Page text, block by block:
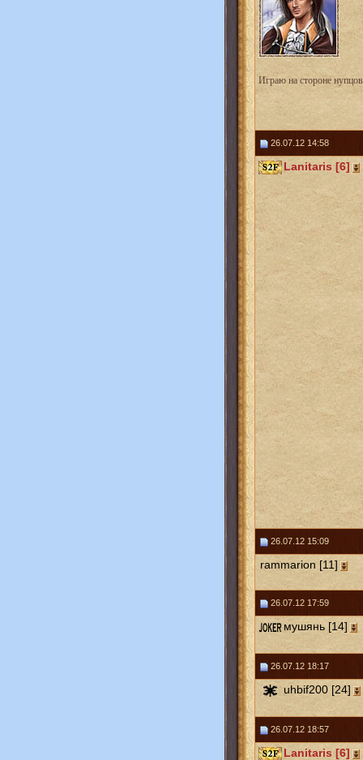
Играю на стороне нупцов
26.07.12 14:58
Lanitaris [6]
26.07.12 15:09
rammarion [11]
26.07.12 17:59
мушянь [14]
26.07.12 18:17
uhbif200 [24]
26.07.12 18:57
Lanitaris [6]